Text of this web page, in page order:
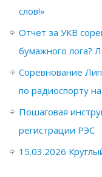
слов!»
Отчет за УКВ
бумажного лога?
Соревнование
по радиоспорту
Пошаговая
регистрации РЭС
15.03.2026